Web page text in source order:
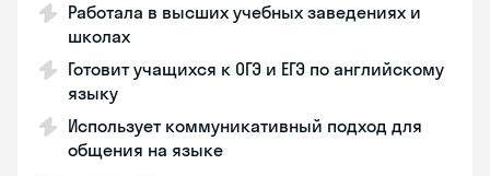
Работала в высших учебных заведениях и
школах
Готовит учащихся к ОГЭ и ЕГЭ по английскому
языку
Использует коммуникативный подход для
общения на языке